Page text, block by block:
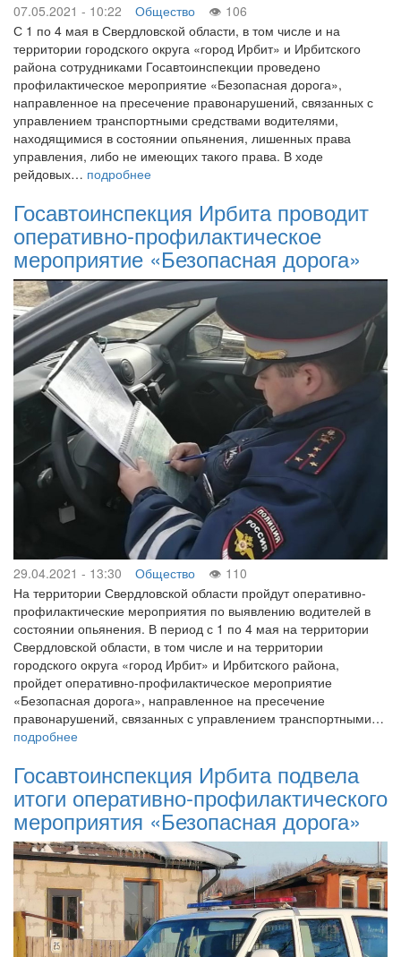
07.05.2021 - 10:22 Общество
106
С 1 по 4 мая в Свердловской области, в том числе и на
территории городского округа «город Ирбит» и Ирбитского
района сотрудниками Госавтоинспекции проведено
профилактическое мероприятие «Безопасная дорога»,
направленное на пресечение правонарушений, связанных с
управлением транспортными средствами водителями,
находящимися в состоянии опьянения, лишенных права
управления, либо не имеющих такого права. В ходе
рейдовых… подробнее
Госавтоинспекция Ирбита проводит
оперативно-профилактическое
мероприятие «Безопасная дорога»
29.04.2021 - 13:30 Общество
110
На территории Свердловской области пройдут оперативно-
профилактические мероприятия по выявлению водителей в
состоянии опьянения. В период с 1 по 4 мая на территории
Свердловской области, в том числе и на территории
городского округа «город Ирбит» и Ирбитского района,
пройдет оперативно-профилактическое мероприятие
«Безопасная дорога», направленное на пресечение
правонарушений, связанных с управлением транспортными…
подробнее
Госавтоинспекция Ирбита подвела
итоги оперативно-профилактического
мероприятия «Безопасная дорога»